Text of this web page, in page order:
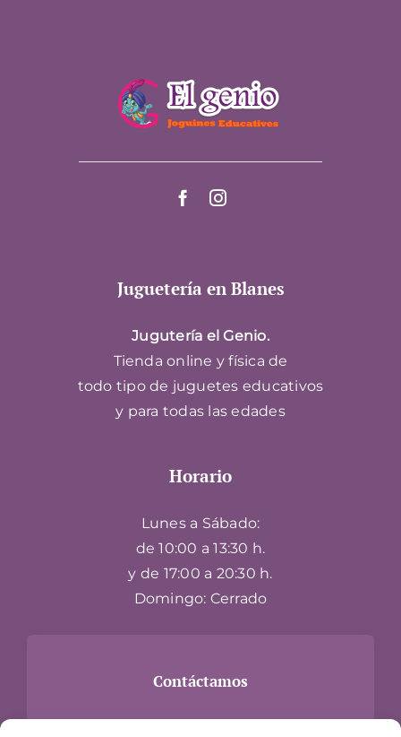
Juguetería en Blanes
Jugutería el Genio.
Tienda online y física de
todo tipo de juguetes educativos
y para todas las edades
Horario
Lunes a Sábado:
de 10:00 a 13:30 h.
y de 17:00 a 20:30 h.
Domingo: Cerrado
Contáctamos